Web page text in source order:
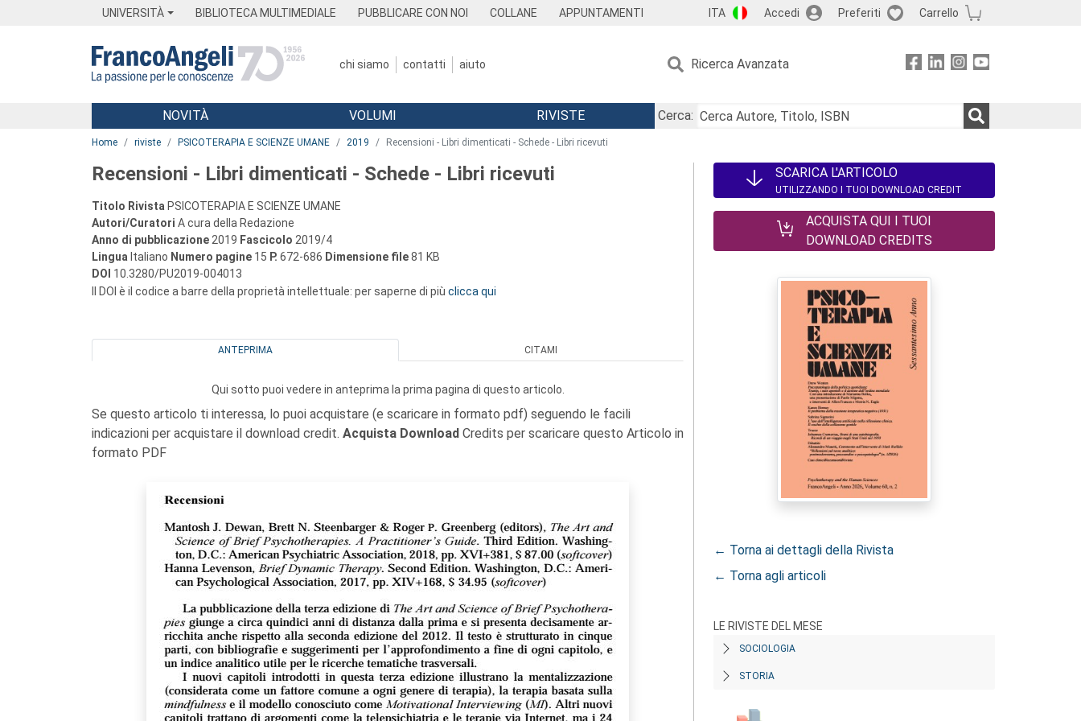
UNIVERSITÀ BIBLIOTECA MULTIMEDIALE PUBBLICARE CON NOI COLLANE APPUNTAMENTI ITA Accedi Preferiti Carrello
chi siamo contatti aiuto Ricerca Avanzata
Menu
NOVITÀ VOLUMI RIVISTE
Cerca:
Home riviste PSICOTERAPIA E SCIENZE UMANE 2019 Recensioni - Libri dimenticati - Schede - Libri ricevuti
Recensioni - Libri dimenticati - Schede - Libri ricevuti
Titolo Rivista PSICOTERAPIA E SCIENZE UMANE
Autori/Curatori A cura della Redazione
Anno di pubblicazione 2019 Fascicolo 2019/4
Lingua Italiano Numero pagine 15 P. 672-686 Dimensione file81 KB
DOI 10.3280/PU2019-004013
Il DOI è il codice a barre della proprietà intellettuale: per saperne di più clicca qui
ANTEPRIMA CITAMI
Qui sotto puoi vedere in anteprima la prima pagina di questo articolo.
Se questo articolo ti interessa, lo puoi acquistare (e scaricare in formato pdf) seguendo le facili
indicazioni per acquistare il download credit. Acquista Download Credits per scaricare questo Articolo in
formato PDF
SCARICA L'ARTICOLO
UTILIZZANDO I TUOI DOWNLOAD CREDIT
ACQUISTA QUI I TUOI
DOWNLOAD CREDITS
← Torna ai dettagli della Rivista
← Torna agli articoli
LE RIVISTE DEL MESE
SOCIOLOGIA
STORIA